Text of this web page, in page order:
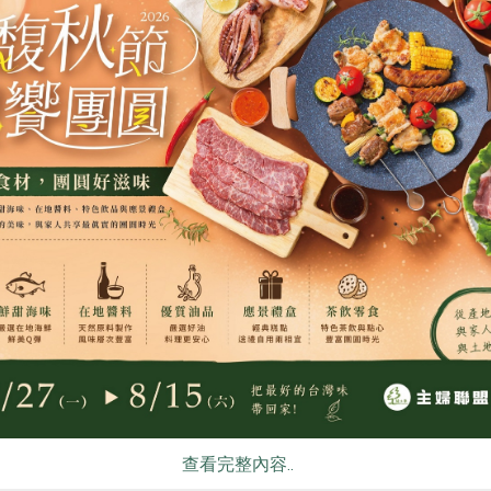
原文刊登於 2024年09月243期
RPET 食譜 減硝酸鹽 雞蛋 食安 共同
查看完整內容..